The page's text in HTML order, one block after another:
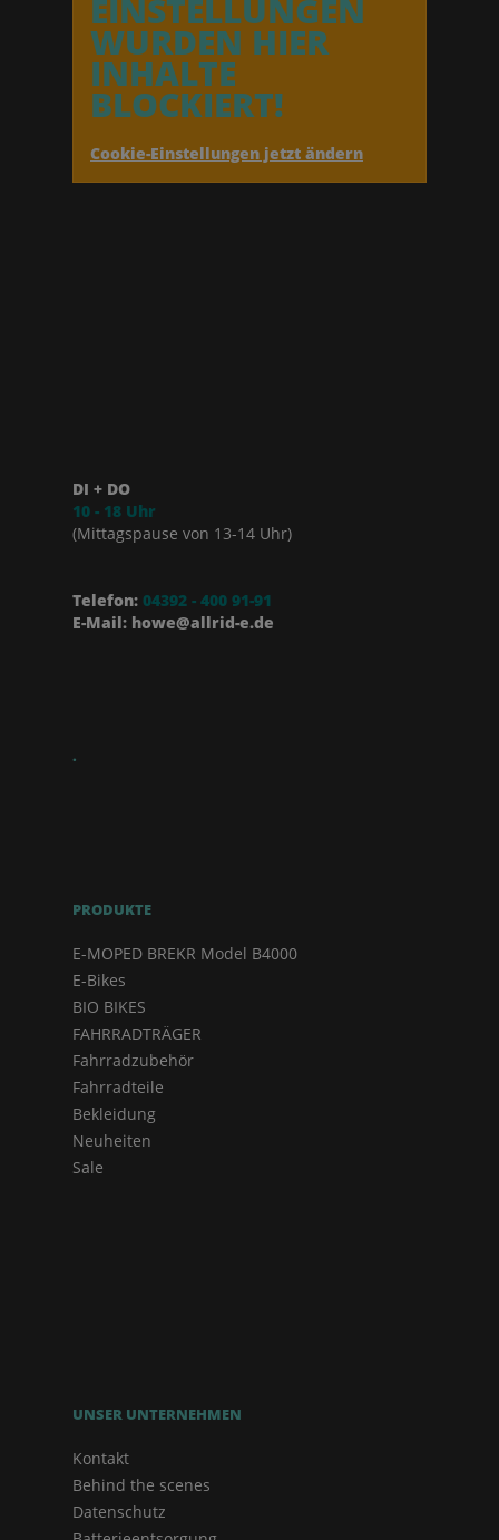
EINSTELLUNGEN
WURDEN HIER
INHALTE
BLOCKIERT!
Cookie-Einstellungen jetzt ändern
DI + DO
10 - 18 Uhr
(Mittagspause von 13-14 Uhr)
Telefon: 04392 - 400 91-91
E-Mail: howe@allrid-e.de
.
PRODUKTE
E-MOPED BREKR Model B4000
E-Bikes
BIO BIKES
FAHRRADTRÄGER
Fahrradzubehör
Fahrradteile
Bekleidung
Neuheiten
Sale
UNSER UNTERNEHMEN
Kontakt
Behind the scenes
Datenschutz